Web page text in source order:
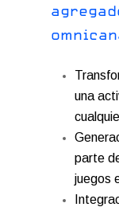
agregad
omnican
una
parte
juegos